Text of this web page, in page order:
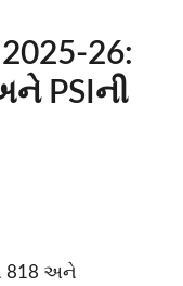
26:
PSIની
818 અને